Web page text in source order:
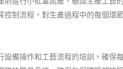
控制流程，對生產過程中的每個環
設備操作和工藝流程的培訓，確保